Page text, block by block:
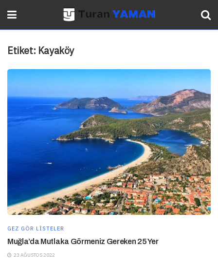
Etiket: Kayaköy
GEZ GÖR LISTELER
Muğla’da Mutlaka Görmeniz Gereken 25 Yer
23 AĞUSTOS 2022